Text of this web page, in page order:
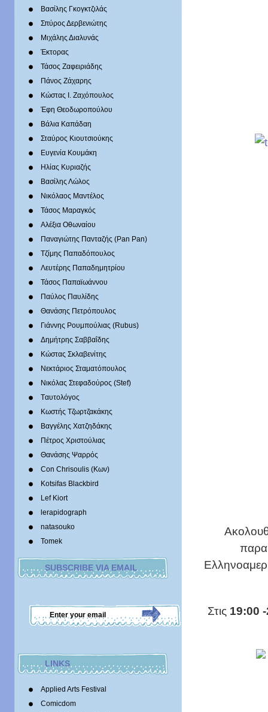
Βασίλης Γκογκτζιλάς
Σπύρος Δερβενιώτης
Mιχάλης Διαλυνάς
Έκτορας
Τάσος Ζαφειριάδης
Πάνος Ζάχαρης
Κώστας Ι. Ζαχόπουλoς
Έφη Θεοδωροπούλου
Βάλια Καπάδαη
Σταύρος Κιουτσιούκης
Ευγενία Κουμάκη
Ηλίας Κυριαζής
Βασίλης Λώλος
Νικόλαος Μαντέλος
Τάσος Μαραγκός
Αλέξια Οθωναίου
Παναγιώτης Πανταζής (Pan Pan)
Τζίμης Παπαδόπουλος
Λευτέρης Παπαδημητρίου
Τάσος Παπαϊωάννου
Παύλος Παυλίδης
Θανάσης Πετρόπουλος
Γιάννης Ρουμπούλιας (Rubus)
Δημήτρης Σαββαΐδης
Κώστας Σκλαβενίτης
Νεκτάριος Σταματόπουλος
Νικόλας Στεφαδούρος (Stef)
Tαυτολόγος
Κωστής Τζωρτζακάκης
Βαγγέλης Χατζηδάκης
Πέτρος Χριστούλιας
Θανάσης Ψαρρός
Con Chrisoulis (Κων)
Kotsifas Blackbird
Lef Kiort
lerapidograph
natasouko
Tomek
SUBSCRIBE VIA EMAIL
LINKS
Applied Arts Festival
Comicdom
Στις 19:00